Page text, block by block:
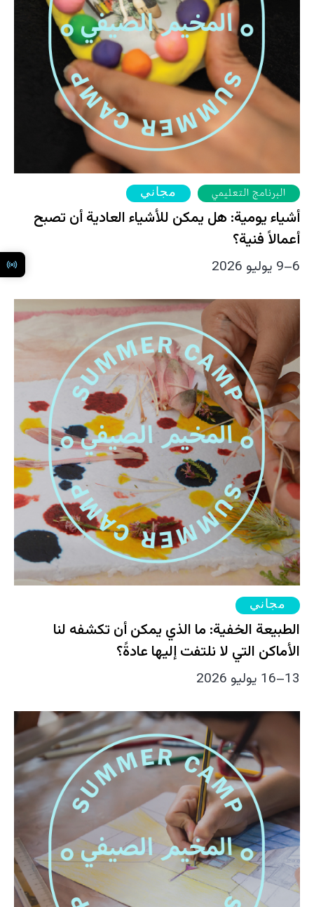
البرنامج التعليمي مجاني
أشياء يومية: هل يمكن للأشياء العادية أن تصبح
أعمالاً فنية؟
6–9 يوليو 2026
مجاني
الطبيعة الخفية: ما الذي يمكن أن تكشفه لنا
الأماكن التي لا نلتفت إليها عادةً؟
13–16 يوليو 2026